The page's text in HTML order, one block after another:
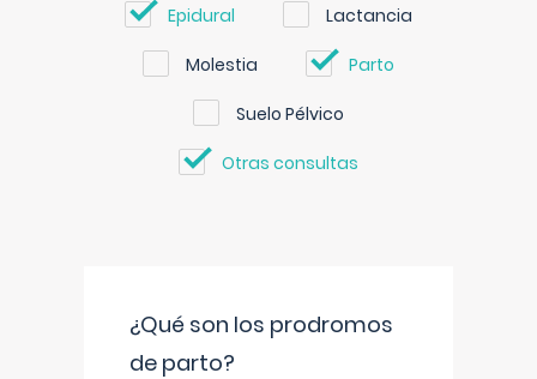
Epidural Lactancia
Molestia Parto
Suelo Pélvico
Otras consultas
¿Qué son los prodromos
de parto?